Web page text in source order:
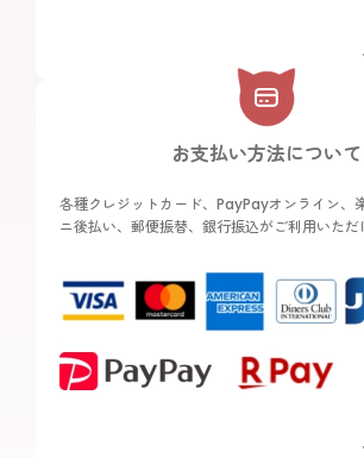
お支払い方法について
各種クレジットカード、PayPayオンライン、
ニ後払い、郵便振替、銀行振込がご利用いただ